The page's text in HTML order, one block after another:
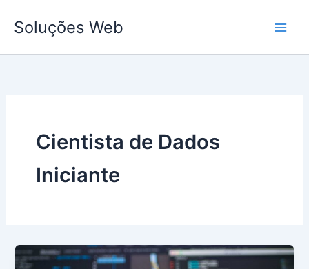
para
conteúdo
Soluções Web
Cientista de Dados
Iniciante